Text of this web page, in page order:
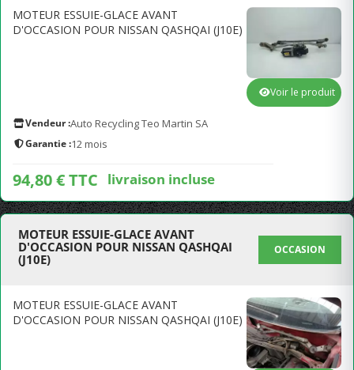
MOTEUR ESSUIE-GLACE AVANT
D'OCCASION POUR NISSAN QASHQAI (J10E)
Vendeur :Auto Recycling Teo Martin SA
Garantie :12 mois
94,80 € TTC livraison incluse
Voir le produit
MOTEUR ESSUIE-GLACE AVANT
D'OCCASION POUR NISSAN QASHQAI
(J10E)
OCCASION
MOTEUR ESSUIE-GLACE AVANT
D'OCCASION POUR NISSAN QASHQAI (J10E)